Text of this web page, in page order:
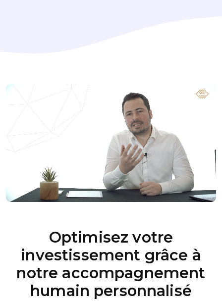
Optimisez votre
investissement grâce à
notre accompagnement
humain personnalisé